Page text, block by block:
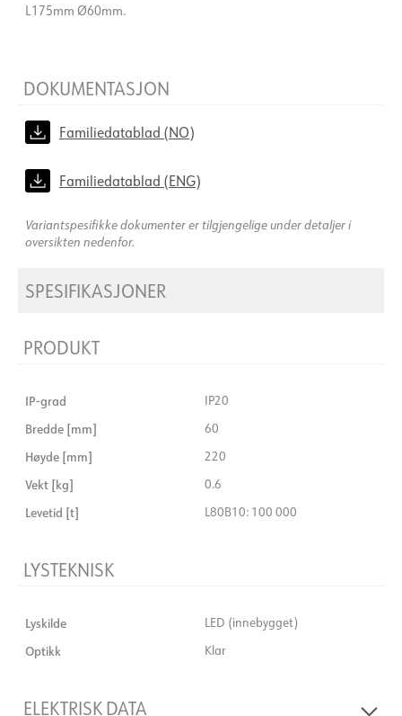
L175mm Ø60mm.
DOKUMENTASJON
Familiedatablad (NO)
Familiedatablad (ENG)
Variantspesifikke dokumenter er tilgjengelige under detaljer i
oversikten nedenfor.
SPESIFIKASJONER
PRODUKT
IP-grad IP20
Bredde [mm] 60
Høyde [mm] 220
Vekt [kg] 0.6
Levetid [t] L80B10: 100 000
LYSTEKNISK
Lyskilde LED (innebygget)
Optikk Klar
ELEKTRISK DATA